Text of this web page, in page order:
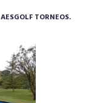
AESGOLF TORNEOS.